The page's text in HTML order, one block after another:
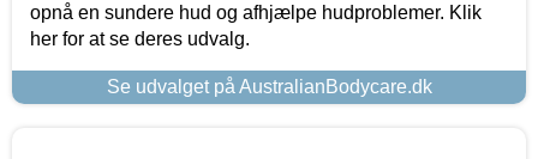
opnå en sundere hud og afhjælpe hudproblemer. Klik
her for at se deres udvalg.
Se udvalget på AustralianBodycare.dk